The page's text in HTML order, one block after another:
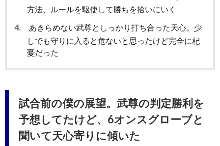
方法、ルールを駆使して勝ちを拾いにいく
4.
あきらめない武尊としっかり打ち合った天心。少
しでも守りに入ると危ないと思ったけど完全に杞
憂だった
試合前の僕の展望。武尊の判定勝利を
予想してたけど、6オンスグローブと
聞いて天心寄りに傾いた